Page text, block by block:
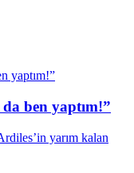
ben yaptım!”